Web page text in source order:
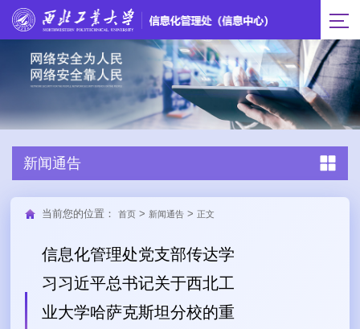
新闻通告
当前您的位置： 首页> 新闻通告> 正文
信息化管理处党支部传达学
习习近平总书记关于西北工
业大学哈萨克斯坦分校的重